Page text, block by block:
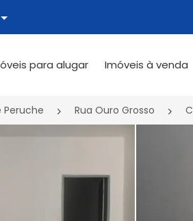
para alugar Imóveis à venda
Peruche Rua Ouro Grosso